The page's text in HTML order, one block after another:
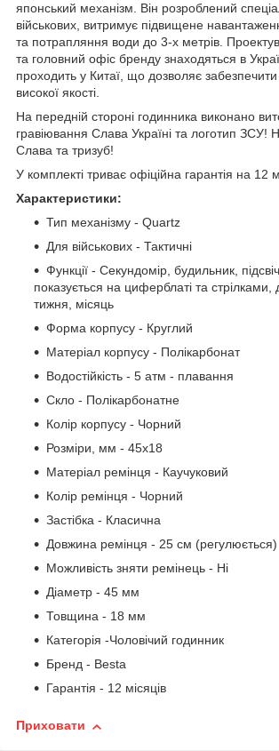
японський механізм. Він розроблений
військових, витримує підвищене
та потрапляння води до 3-х метрів.
та головний офіс бренду знаходяться в
проходить у Китаї, що дозволяє
високої якості.
На передній стороні годинника виконано
гравіювання Слава Україні та логотип ЗСУ!
Слава та тризуб!
У комплекті триває офіційна гарантія на 12
Характеристики:
Тип механізму - Quartz
Для військових - Тактичні
Функції - Секундомір, будильник,
показується на циферблаті та стрілками,
тижня, місяць
Форма корпусу - Круглий
Матеріал корпусу - Полікарбонат
Водостійкість - 5 атм - плавання
Скло - Полікарбонатне
Колір корпусу - Чорний
Розміри, мм - 45х18
Матеріал ремінця - Каучуковий
Колір ремінця - Чорний
Застібка - Класична
Довжина ремінця - 25 см (регулюється)
Можливість зняти ремінець - Ні
Діаметр - 45 мм
Товщина - 18 мм
Категорія -Чоловічий годинник
Бренд - Besta
Гарантія - 12 місяців
Приховати